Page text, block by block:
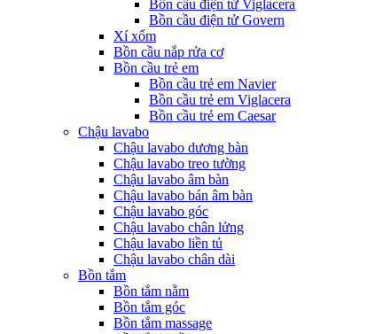
Bồn cầu điện tử Viglacera
Bồn cầu điện tử Govern
Xí xổm
Bồn cầu nắp rửa cơ
Bồn cầu trẻ em
Bồn cầu trẻ em Navier
Bồn cầu trẻ em Viglacera
Bồn cầu trẻ em Caesar
Chậu lavabo
Chậu lavabo dương bàn
Chậu lavabo treo tường
Chậu lavabo âm bàn
Chậu lavabo bán âm bàn
Chậu lavabo góc
Chậu lavabo chân lửng
Chậu lavabo liền tủ
Chậu lavabo chân dài
Bồn tắm
Bồn tắm nằm
Bồn tắm góc
Bồn tắm massage